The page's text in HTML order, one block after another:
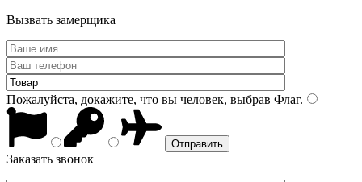
Вызвать замерщика
Пожалуйста, докажите, что вы человек, выбрав Флаг.
Заказать звонок